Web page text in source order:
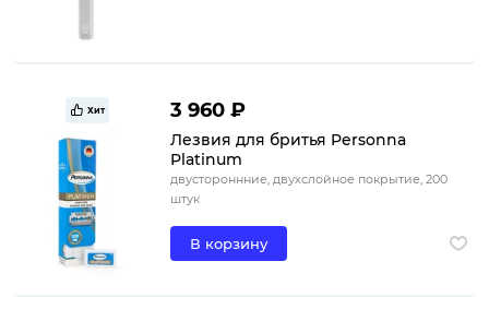
Хит 3 960 ₽
Лезвия для бритья Personna
Platinum
двустороннние, двухслойное покрытие, 200
штук
В корзину